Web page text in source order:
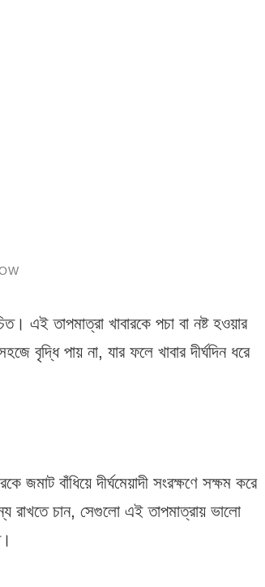
এই তাপমাত্রা খাবারকে পচা বা নষ্ট হওয়ার
বৃদ্ধি পায় না, যার ফলে খাবার দীর্ঘদিন ধরে
জমাট বাঁধিয়ে দীর্ঘমেয়াদী সংরক্ষণে সক্ষম করে
রাখতে চান, সেগুলো এই তাপমাত্রায় ভালো